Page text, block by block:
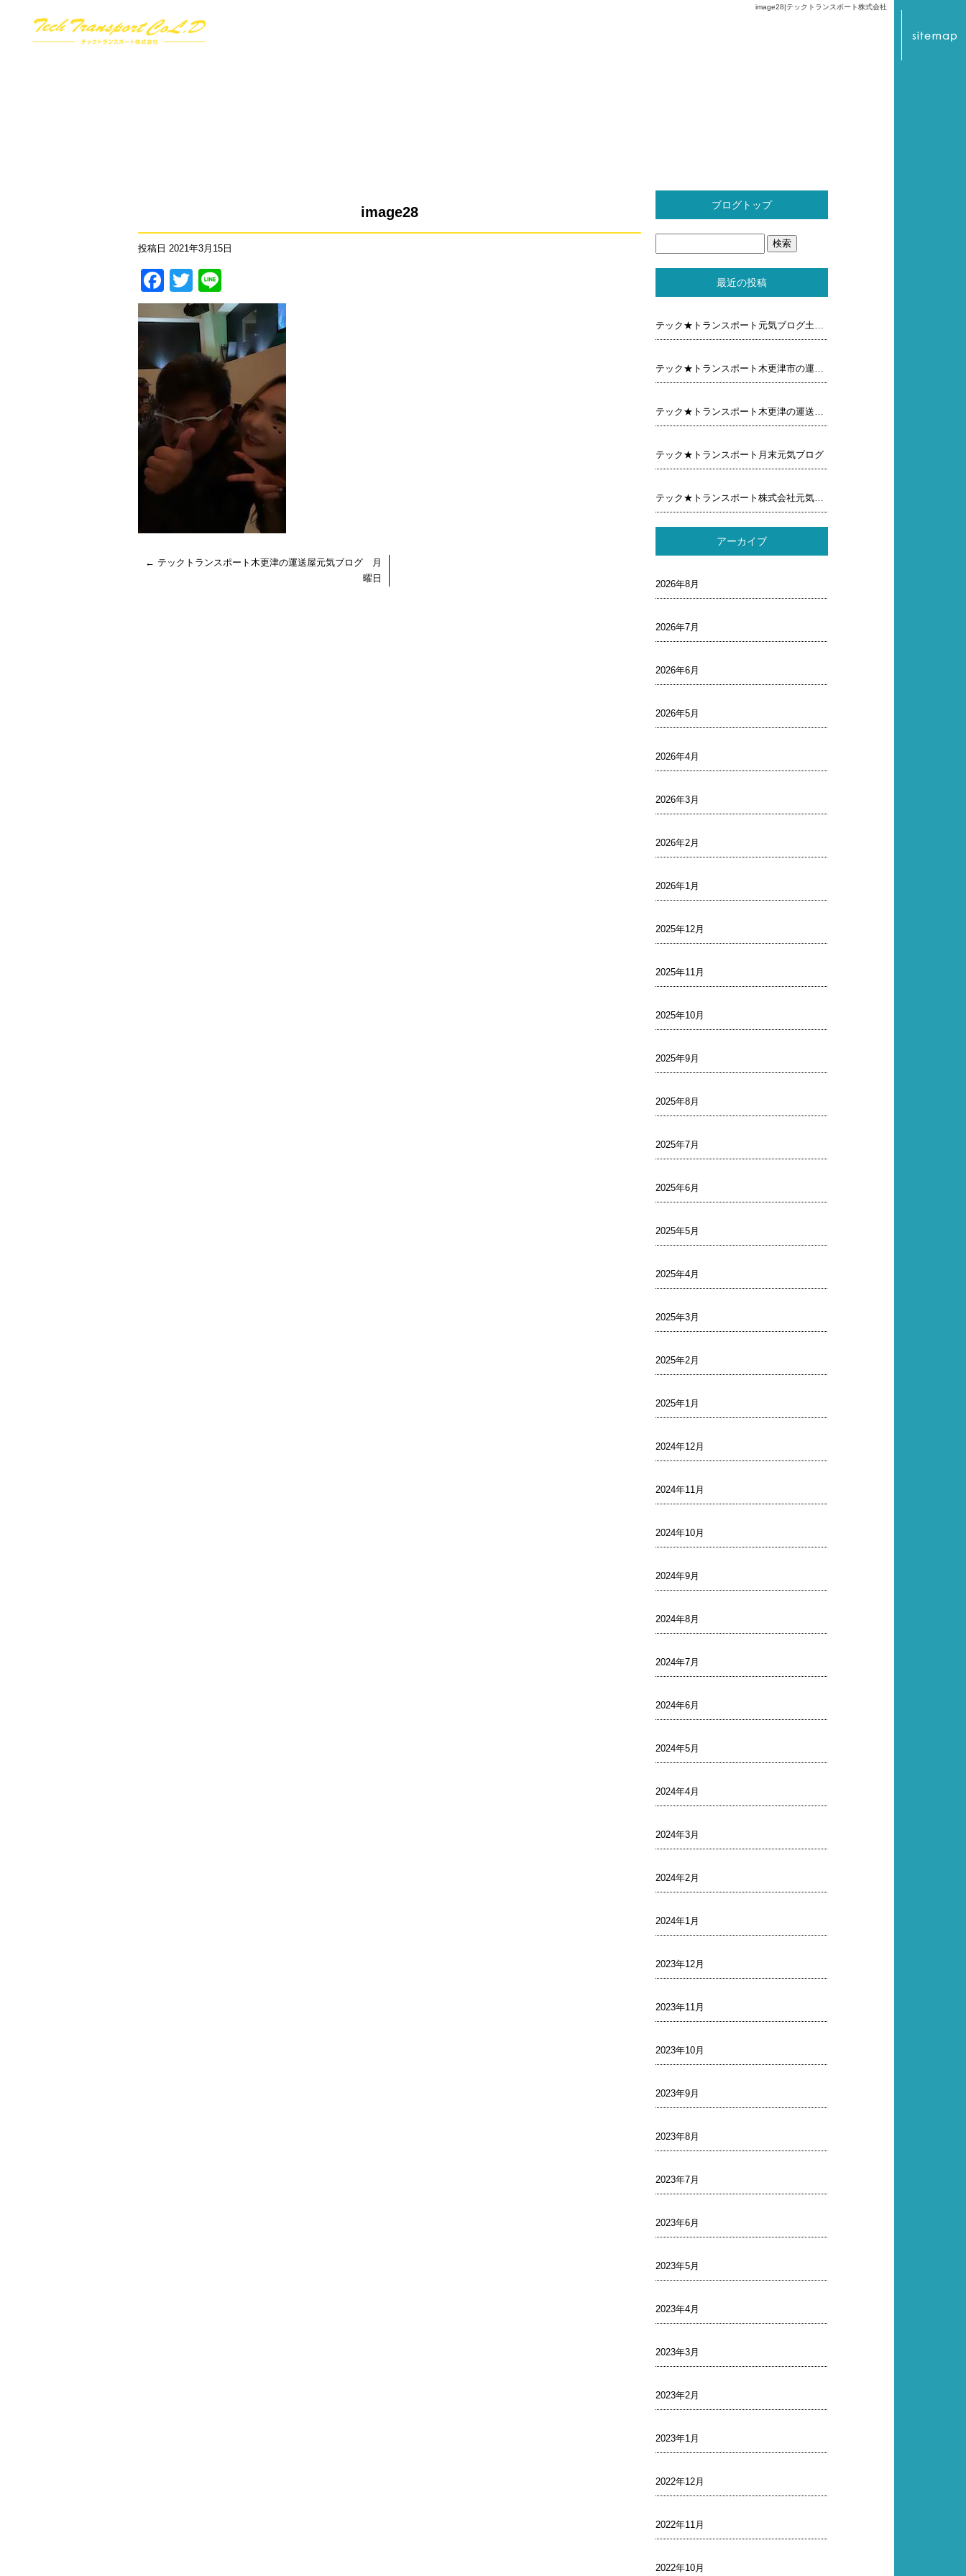
image28|テックトランスポート株式会社
image28
投稿日 2021年3月15日
Facebook
Twitter
← テックトランスポート木更津の運送屋元気ブログ 月
曜日
ブログトップ
最近の投稿
テック★トランスポート元気ブログ土曜日
テック★トランスポート木更津市の運送屋元気ブログ木曜 日
テック★トランスポート木更津の運送屋元気ブログ
テック★トランスポート月末元気ブログ
テック★トランスポート株式会社元気ブログ行ってみよう
アーカイブ
2026年8月
2026年7月
2026年6月
2026年5月
2026年4月
2026年3月
2026年2月
2026年1月
2025年12月
2025年11月
2025年10月
2025年9月
2025年8月
2025年7月
2025年6月
2025年5月
2025年4月
2025年3月
2025年2月
2025年1月
2024年12月
2024年11月
2024年10月
2024年9月
2024年8月
2024年7月
2024年6月
2024年5月
2024年4月
2024年3月
2024年2月
2024年1月
2023年12月
2023年11月
2023年10月
2023年9月
2023年8月
2023年7月
2023年6月
2023年5月
2023年4月
2023年3月
2023年2月
2023年1月
2022年12月
2022年11月
2022年10月